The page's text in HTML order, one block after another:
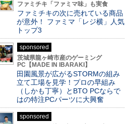
ファミチキ「ファミマ味」も実食
ファミチキの次に売れている商品
が意外！ ファミマ「レジ横」人気
トップ3
sponsored
茨城県龍ヶ崎市産のゲーミング
PC【MADE IN IBARAKI】
田園風景が広がるSTORMの組み
立て工場を見学！プロの早組み
（しかも丁寧）とBTO PCならで
はの特注PCパーツに大興奮
sponsored